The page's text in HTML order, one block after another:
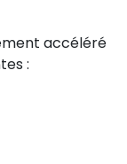
accéléré
: